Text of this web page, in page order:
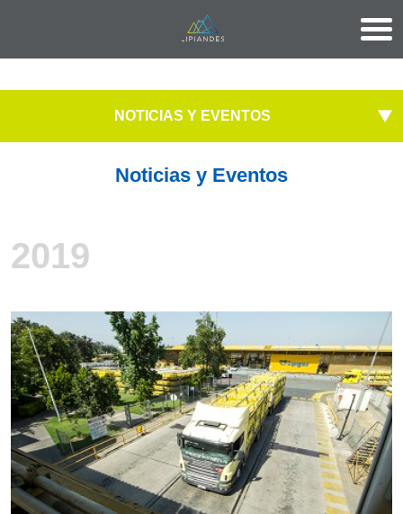
Noticias y Eventos
2019
NOTICIAS Y EVENTOS